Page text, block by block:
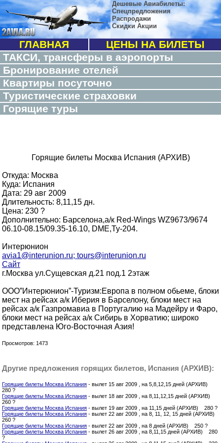
Дешевые Авиабилеты:
Спецпредложения
Распродажи
Скидки Акции
ГЛАВНАЯ
ЦЕНЫ НА БИЛЕТЫ
ТАКСИ, трансферы в аэропорты
Бронирование отелей
Квартиры посуточно
Туристические страховки
Горящие туры
Горящие билеты Москва Испания (АРХИВ)
Откуда: Москва
Куда: Испания
Дата: 29 авг 2009
Длительность: 8,11,15 дн.
Цена: 230 ?
Дополнительно: Барселона,а/к Red-Wings WZ9673/9674
06.10-08.15/09.35-16.10, DME,Ту-204.
Интерюнион
avia1@interunion.ru; tours@interunion.ru
Сайт
г.Москва ул.Сущевская д.21 под.1 2этаж
ООО”Интерюнион”-Туризм:Европа в полном обьеме, блоки
мест на рейсах а/к Иберия в Барселону, блоки мест на
рейсах а/к Газпромавиа в Португалию на Мадейру и Фаро,
блоки мест на рейсах а/к Сибирь в Хорватию; широко
представлена Юго-Восточная Азия!
Просмотров: 1473
Другие предложения горящих билетов, Испания (АРХИВ):
Горящие билеты Москва Испания - вылет 15 авг 2009 , на 5,8,12,15 дней (АРХИВ)
280 ?
Горящие билеты Москва Испания - вылет 18 авг 2009 , на 8,11,12,15 дней (АРХИВ)
260 ?
Горящие билеты Москва Испания - вылет 19 авг 2009 , на 11,15 дней (АРХИВ) 280 ?
Горящие билеты Москва Испания - вылет 22 авг 2009 , на 8, 11, 12, 15 дней (АРХИВ)
260 ?
Горящие билеты Москва Испания - вылет 22 авг 2009 , на 8 дней (АРХИВ) 250 ?
Горящие билеты Москва Испания - вылет 26 авг 2009 , на 8,11,15 дней (АРХИВ) 280
?